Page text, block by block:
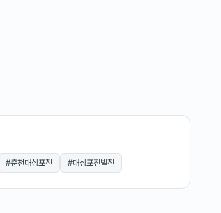
#춘천대상포진 #대상포진발진